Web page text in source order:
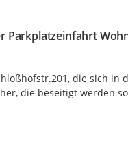
Parkplatzeinfahrt
die sich in
die beseitigt werden